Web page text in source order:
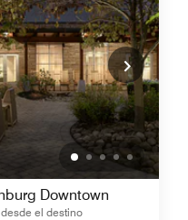
Downtown
el destino